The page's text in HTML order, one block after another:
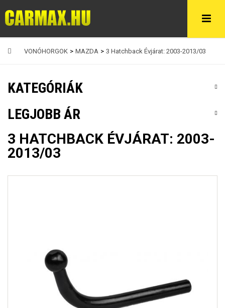
VONÓHORGOK > MAZDA > 3 Hatchback Évjárat: 2003-2013/03
KATEGÓRIÁK
LEGJOBB ÁR
3 HATCHBACK ÉVJÁRAT: 2003-
2013/03